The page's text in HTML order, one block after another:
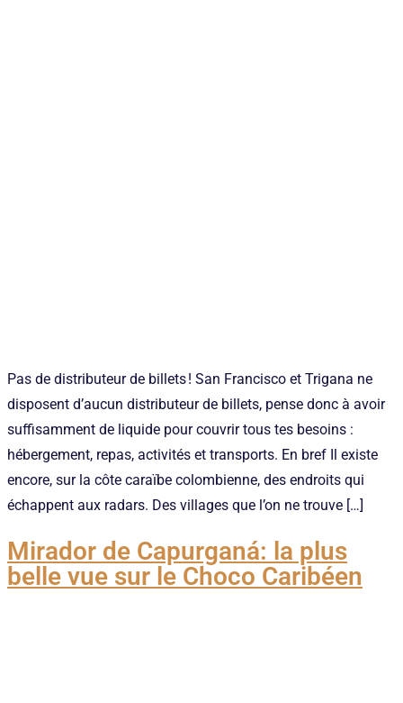
Pas de distributeur de billets ! San Francisco et Trigana ne
disposent d’aucun distributeur de billets, pense donc à avoir
suffisamment de liquide pour couvrir tous tes besoins :
hébergement, repas, activités et transports. En bref Il existe
encore, sur la côte caraïbe colombienne, des endroits qui
échappent aux radars. Des villages que l’on ne trouve […]
Mirador de Capurganá: la plus
belle vue sur le Choco Caribéen